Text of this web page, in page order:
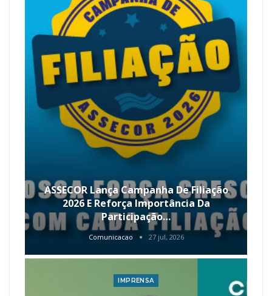
ASSECOR Lança Campanha De Filiação
2026 E Reforça Importância Da
Participação…
Comunicacao 27 jul, 2026
IMPRENSA